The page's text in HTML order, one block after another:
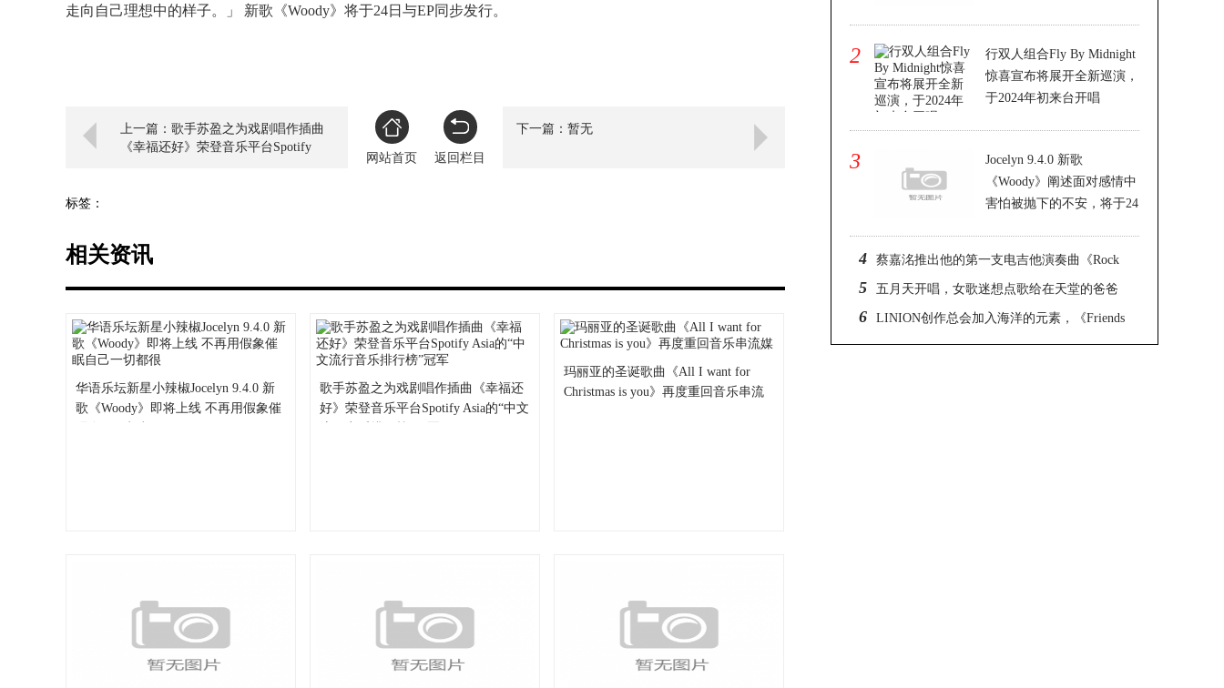
走向自己理想中的样子。」 新歌《Woody》将于24日与EP同步发行。
上一篇：歌手苏盈之为戏剧唱作插曲
《幸福还好》荣登音乐平台Spotify
网站首页 返回栏目
下一篇：暂无
标签：
相关资讯
华语乐坛新星小辣椒Jocelyn 9.4.0 新
歌《Woody》即将上线 不再用假象催
歌手苏盈之为戏剧唱作插曲《幸福还
好》荣登音乐平台Spotify Asia的“中文
玛丽亚的圣诞歌曲《All I want for
Christmas is you》再度重回音乐串流
2
行双人组合Fly By Midnight
惊喜宣布将展开全新巡演，
于2024年初来台开唱
3
Jocelyn 9.4.0 新歌
《Woody》阐述面对感情中
害怕被抛下的不安，将于24
4 蔡嘉洺推出他的第一支电吉他演奏曲《Rock
My Life》 网友好奇取景地在哪里？
5 五月天开唱，女歌迷想点歌给在天堂的爸爸
6 LINION创作总会加入海洋的元素，《Friends
Or？ 》是学潜水时产生的灵